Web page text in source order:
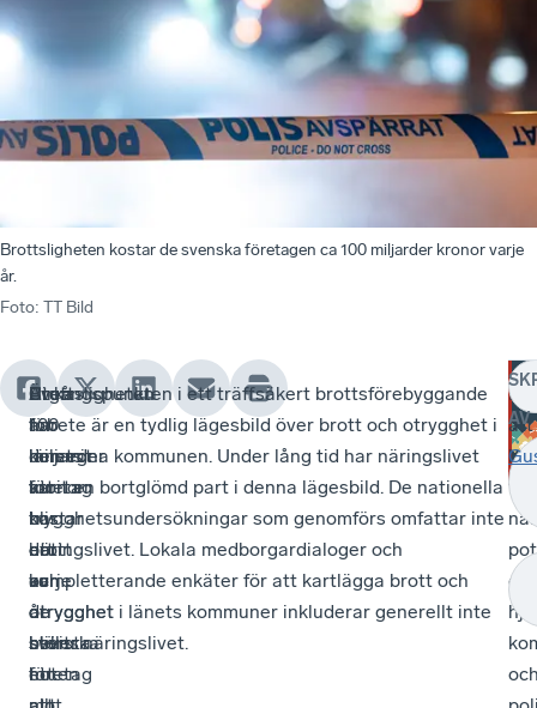
Brottsligheten kostar de svenska företagen ca 100 miljarder kronor varje
år.
Foto: TT Bild
Även
för
länets
företag
har
brott
och
otrygghet
blivit
ett
Brottsligheten
har
kommit
att
bli
ett
av
de
största
hoten
Cirka
100
miljarder
kronor
kostar
det
varje
år
svenska
företag
Utgångspunkten i ett träffsäkert brottsförebyggande
arbete är en tydlig lägesbild över brott och otrygghet i
den egna kommunen. Under lång tid har näringslivet
varit en bortglömd part i denna lägesbild. De nationella
trygghetsundersökningar som genomförs omfattar inte
näringslivet. Lokala medborgardialoger och
kompletterande enkäter för att kartlägga brott och
otrygghet i länets kommuner inkluderar generellt inte
heller näringslivet.
För
att
AV